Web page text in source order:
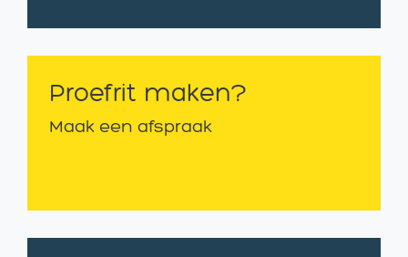
Proefrit maken?
Maak een afspraak